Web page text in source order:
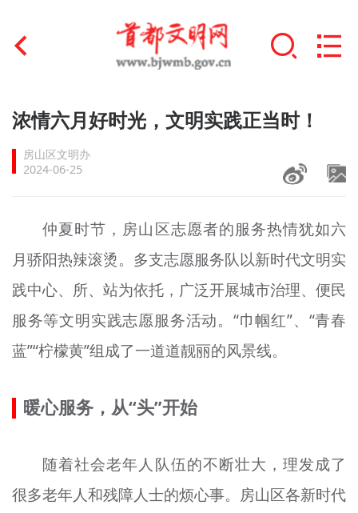
首页
文明创建
文明培育
+
未成年人思想道德建设
榜样人物
+
身边好人
北京宣传文化引导基金
宣传思想文化人才
专题
浓情六月好时光，文明实践正当时！
房山区文明办
2024-06-25
仲夏时节，房山区志愿者的服务热情犹如六
月骄阳热辣滚烫。多支志愿服务队以新时代文明实
践中心、所、站为依托，广泛开展城市治理、便民
服务等文明实践志愿服务活动。“巾帼红”、“青春
蓝”“柠檬黄”组成了一道道靓丽的风景线。
暖心服务，从“头”开始
随着社会老年人队伍的不断壮大，理发成了
很多老年人和残障人士的烦心事。房山区各新时代